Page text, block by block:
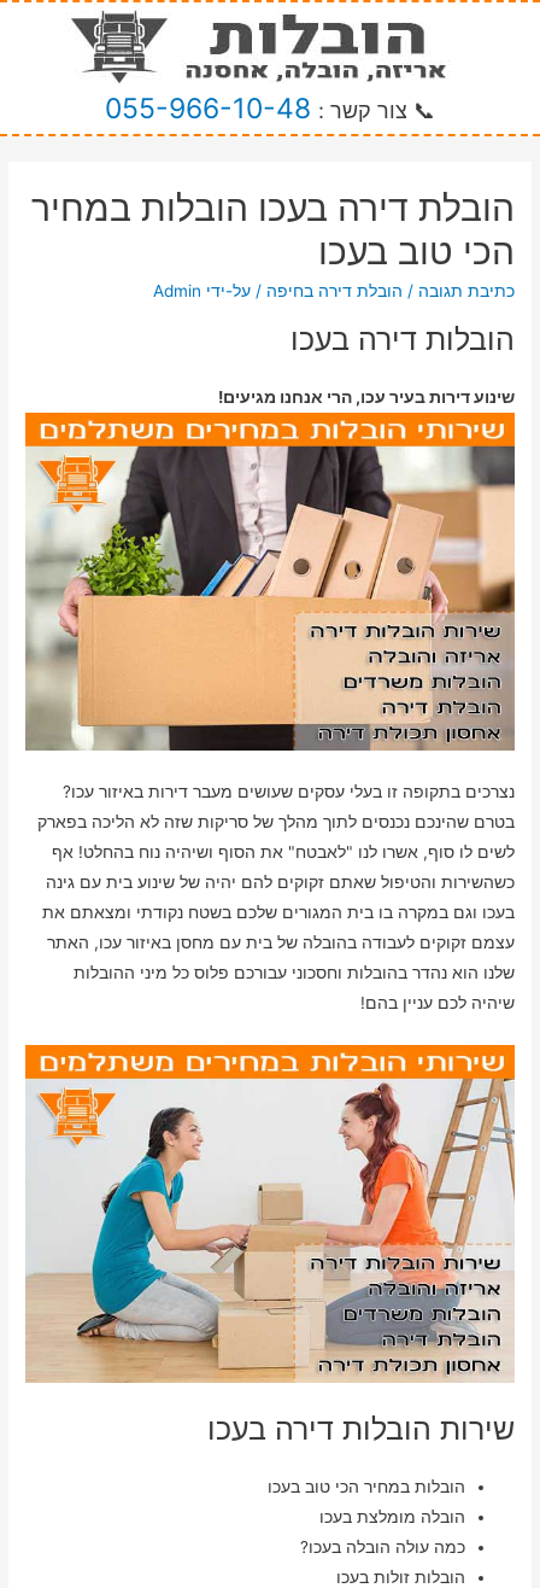
📞 צור קשר : 055-966-10-48
הובלת דירה בעכו הובלות במחיר
הכי טוב בעכו
כתיבת תגובה / הובלת דירה בחיפה / על-ידי Admin
הובלות דירה בעכו
שינוע דירות בעיר עכו, הרי אנחנו מגיעים!
נצרכים בתקופה זו בעלי עסקים שעושים מעבר דירות באיזור עכו?
בטרם שהינכם נכנסים לתוך מהלך של סריקות שזה לא הליכה בפארק
לשים לו סוף, אשרו לנו "לאבטח" את הסוף ושיהיה נוח בהחלט! אף
כשהשירות והטיפול שאתם זקוקים להם יהיה של שינוע בית עם גינה
בעכו וגם במקרה בו בית המגורים שלכם בשטח נקודתי ומצאתם את
עצמם זקוקים לעבודה בהובלה של בית עם מחסן באיזור עכו, האתר
שלנו הוא נהדר בהובלות וחסכוני עבורכם פלוס כל מיני ההובלות
שיהיה לכם עניין בהם!
שירות הובלות דירה בעכו
הובלות במחיר הכי טוב בעכו
הובלה מומלצת בעכו
כמה עולה הובלה בעכו?
הובלות זולות בעכו